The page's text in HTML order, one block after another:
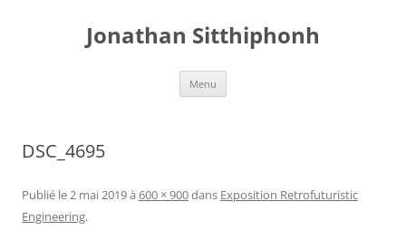
Jonathan Sitthiphonh
Menu
DSC_4695
Publié le2 mai 2019à 600 × 900dans Exposition Retrofuturistic
Engineering.